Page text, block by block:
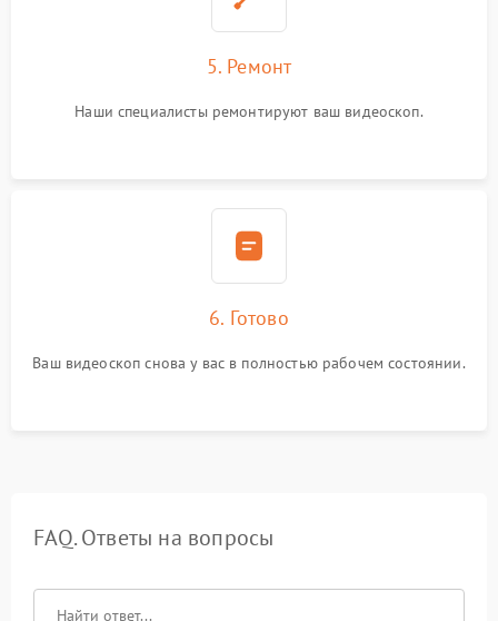
5. Ремонт
Наши специалисты ремонтируют ваш видеоскоп.
6. Готово
Ваш видеоскоп снова у вас в полностью рабочем состоянии.
FAQ. Ответы на вопросы